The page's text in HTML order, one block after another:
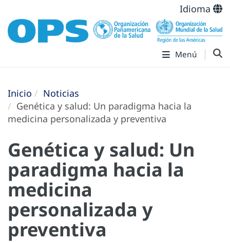
Idioma
Menú
Inicio
Noticias
Genética y salud: Un paradigma hacia la
medicina personalizada y preventiva
Genética y salud: Un
paradigma hacia la
medicina
personalizada y
preventiva